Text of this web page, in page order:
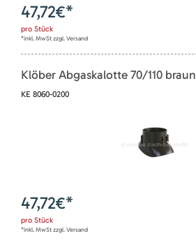
47,72€*
pro Stück
*inkl. MwSt zzgl. Versand
Klöber Abgaskalotte 70/110 braun
KE 8060-0200
47,72€*
pro Stück
*inkl. MwSt zzgl. Versand